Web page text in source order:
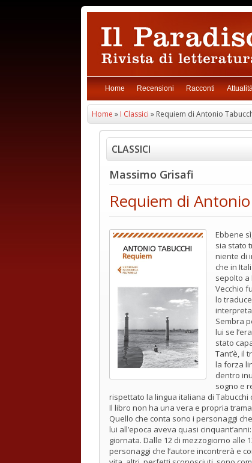
Home Recensioni Racconti
Home »I Classici » Requiem di Antonio
CLASSICI
Massimo Grisafi
Requiem di
Ebbene
sia stato
niente di
che in
sepolto a
Vecchio
lo
Sembra
lui se
stato
Tant’è, il
la forza
dentro
sogno e
rispettato la lingua italiana di
Il libro non ha una vera e propria
Quello che conta sono i personaggi
lui all’epoca aveva quasi
giornata. Dalle 12 di mezzogiorno alle
personaggi che l’autore incontrerà e